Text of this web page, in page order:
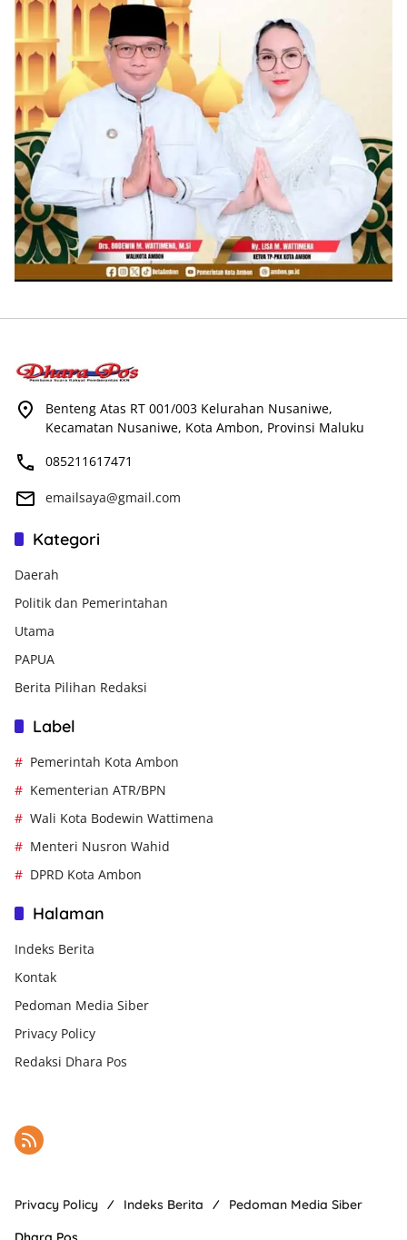
Benteng Atas RT 001/003 Kelurahan Nusaniwe,
Kecamatan Nusaniwe, Kota Ambon, Provinsi Maluku
085211617471
emailsaya@gmail.com
Kategori
Daerah
Politik dan Pemerintahan
Utama
PAPUA
Berita Pilihan Redaksi
Label
Pemerintah Kota Ambon
Kementerian ATR/BPN
Wali Kota Bodewin Wattimena
Menteri Nusron Wahid
DPRD Kota Ambon
Halaman
Indeks Berita
Kontak
Pedoman Media Siber
Privacy Policy
Redaksi Dhara Pos
Privacy Policy Indeks Berita
Pedoman Media Siber